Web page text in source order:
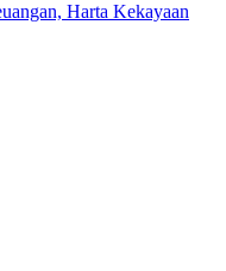
Harta Kekayaan